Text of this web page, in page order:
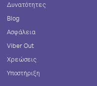
Δυνατότητες
Blog
Ασφάλεια
Viber Out
Χρεώσεις
Υποστήριξη